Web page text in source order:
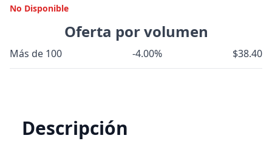
No Disponible
Oferta por volumen
Más de 100 -4.00% $38.40
Descripción